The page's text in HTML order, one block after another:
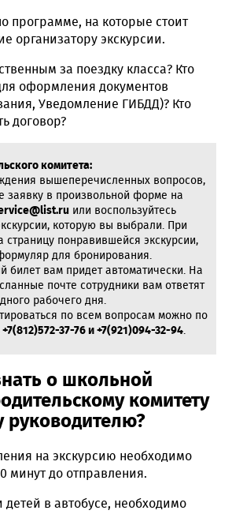
программе, на которые стоит
организатору экскурсии.
за поездку класса? Кто
оформления документов
Уведомление ГИБДД)? Кто
договор?
комитета:
вышеперечисленных вопросов,
заявку в произвольной форме на
или воспользуйтесь
которую вы выбрали. При
страницу понравившейся экскурсии,
для бронирования.
билет вам придет автоматически. На
почте сотрудники вам ответят
рабочего дня.
по всем вопросам можно по
+7(812)572-37-76 и +7(921)094-32-94.
о школьной
комитету
руководителю?
на экскурсию необходимо
минут до отправления.
детей в автобусе, необходимо